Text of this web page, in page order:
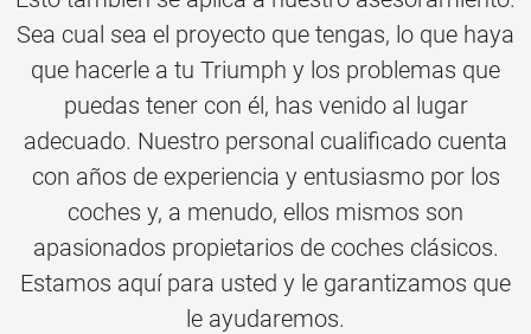
Sea cual sea el proyecto que tengas, lo que haya
que hacerle a tu Triumph y los problemas que
puedas tener con él, has venido al lugar
adecuado. Nuestro personal cualificado cuenta
con años de experiencia y entusiasmo por los
coches y, a menudo, ellos mismos son
apasionados propietarios de coches clásicos.
Estamos aquí para usted y le garantizamos que
le ayudaremos.